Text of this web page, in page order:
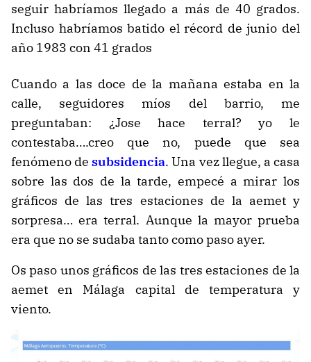
seguir habríamos llegado a más de 40 grados.
Incluso habríamos batido el récord de junio del
año 1983 con 41 grados
Cuando a las doce de la mañana estaba en la
calle, seguidores míos del barrio, me
preguntaban: ¿Jose hace terral? yo le
contestaba….creo que no, puede que sea
fenómeno desubsidencia. Una vez llegue, a casa
sobre las dos de la tarde, empecé a mirar los
gráficos de las tres estaciones de la aemet y
sorpresa… era terral. Aunque la mayor prueba
era que no se sudaba tanto como paso ayer.
Os paso unos gráficos de las tres estaciones de la
aemet en Málaga capital de temperatura y
viento.